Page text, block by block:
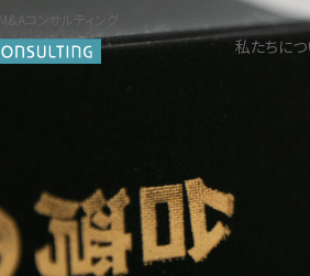
コンサルティング
私たちにつ